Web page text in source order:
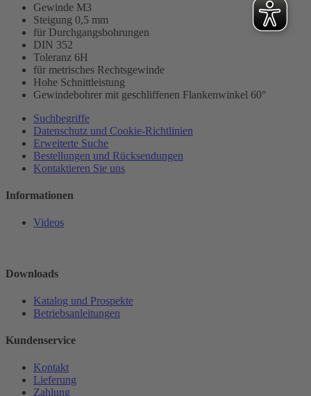
Gewinde M3
Steigung 0,5 mm
für Durchgangsbohrungen
DIN 352
Toleranz 6H
für metrisches Rechtsgewinde
Hohe Schnittleistung
Gewindebohrer mit geschliffenen Flankenwinkel 60°
Suchbegriffe
Datenschutz und Cookie-Richtlinien
Erweiterte Suche
Bestellungen und Rücksendungen
Kontaktieren Sie uns
Informationen
Videos
Downloads
Katalog und Prospekte
Betriebsanleitungen
Kundenservice
Kontakt
Lieferung
Zahlung